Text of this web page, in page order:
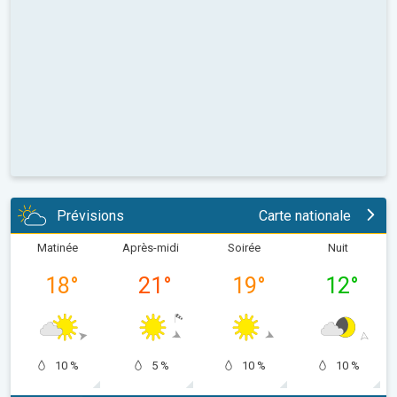
Prévisions Carte nationale
Matinée
18°
10 %
Après-midi
21 °
5 %
Soirée
19°
10 %
Nuit
12°
10 %